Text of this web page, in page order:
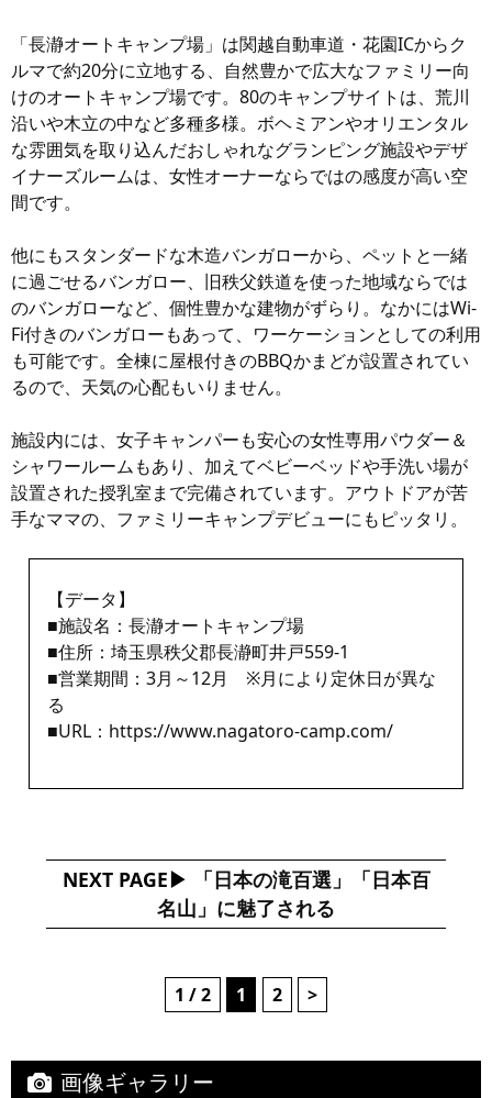
「長瀞オートキャンプ場」は関越自動車道・花園ICからク
ルマで約20分に立地する、自然豊かで広大なファミリー向
けのオートキャンプ場です。80のキャンプサイトは、荒川
沿いや木立の中など多種多様。ボヘミアンやオリエンタル
な雰囲気を取り込んだおしゃれなグランピング施設やデザ
イナーズルームは、女性オーナーならではの感度が高い空
間です。
他にもスタンダードな木造バンガローから、ペットと一緒
に過ごせるバンガロー、旧秩父鉄道を使った地域ならでは
のバンガローなど、個性豊かな建物がずらり。なかにはWi-
Fi付きのバンガローもあって、ワーケーションとしての利用
も可能です。全棟に屋根付きのBBQかまどが設置されてい
るので、天気の心配もいりません。
施設内には、女子キャンパーも安心の女性専用パウダー＆
シャワールームもあり、加えてベビーベッドや手洗い場が
設置された授乳室まで完備されています。アウトドアが苦
手なママの、ファミリーキャンプデビューにもピッタリ。
【データ】
■施設名：長瀞オートキャンプ場
■住所：埼玉県秩父郡長瀞町井戸559-1
■営業期間：3月～12月 ※月により定休日が異な
る
■URL： https://www.nagatoro-camp.com/
NEXT PAGE
「日本の滝百選」「日本百
名山」に魅了される
1 / 2 1 2 >
画像ギャラリー